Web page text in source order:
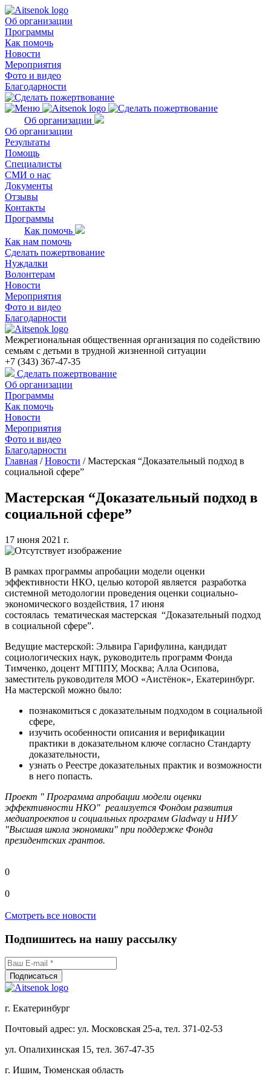
Об организации
Программы
Как помочь
Новости
Мероприятия
Фото и видео
Благодарности
Об организации
Об организации
Результаты
Помощь
Специалисты
СМИ о нас
Документы
Отзывы
Контакты
Программы
Как помочь
Как нам помочь
Сделать пожертвование
Нуждалки
Волонтерам
Новости
Мероприятия
Фото и видео
Благодарности
Межрегиональная общественная организация по содействию
семьям с детьми в трудной жизненной ситуации
+7 (343) 367-47-35
Сделать пожертвование
Об организации
Программы
Как помочь
Новости
Мероприятия
Фото и видео
Благодарности
Главная /Новости /Мастерская “Доказательный подход в
социальной сфере”
Мастерская “Доказательный подход в
социальной сфере”
17 июня 2021 г.
В рамках программы апробации модели оценки
эффективности НКО, целью которой является разработка
системной методологии проведения оценки социально-
экономического воздействия, 17 июня
состоялась тематическая мастерская “Доказательный подход
в социальной сфере”.
Ведущие мастерской: Эльвира Гарифулина, кандидат
социологических наук, руководитель программ Фонда
Тимченко, доцент МГППУ, Москва; Алла Осипова,
заместитель руководителя МОО «Аистёнок», Екатеринбург.
На мастерской можно было:
познакомиться с доказательным подходом в социальной
сфере,
изучить особенности описания и верификации
практики в доказательном ключе согласно Стандарту
доказательности,
узнать о Реестре доказательных практик и возможности
в него попасть.
Проект " Программа апробации модели оценки
эффективности НКО" реализуется Фондом развития
медиапроектов и социальных программ Gladway и НИУ
"Высшая школа экономики" при поддержке Фонда
президентских грантов.
0
0
Смотреть все новости
Подпишитесь на нашу рассылку
г. Екатеринбург
Почтовый адрес: ул. Московская 25-а, тел. 371-02-53
ул. Опалихинская 15, тел. 367-47-35
г. Ишим, Тюменская область